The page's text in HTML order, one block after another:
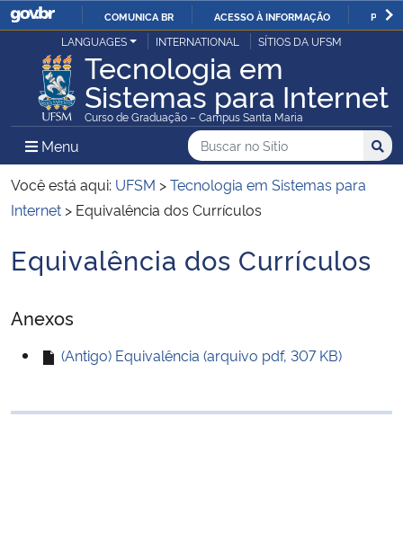
IR
PARA
O
CONTEÚDO
COMUNICA BR ACESSO À INFORMAÇÃO
Ministério da Justiça e Segurança Pública
Ministério da Defesa
Ministério das Relações Exteriores
Ministério da Infraestrutura
Ministério da Agricultura, Pecuária e Abastecimento
Ministério da Educação
Ministério da Cidadania
LANGUAGES INTERNATIONAL SÍTIOS DA UFSM
Tecnologia em
Sistemas para Internet
Curso de Graduação – Campus Santa Maria
Menu Menu Principal do Sítio
Busca
Buscar no no Sítio
Busca:
Você está aqui: UFSM >Tecnologia em Sistemas para
Internet > Equivalência dos Currículos
Início do conteúdo
Equivalência dos Currículos
Anexos
(Antigo) Equivalência (arquivo pdf, 307 KB)